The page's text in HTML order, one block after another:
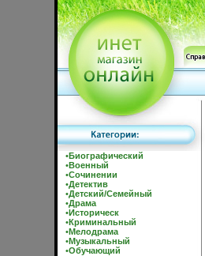
•Биографический
•Военный
•Сочинении
•Детектив
•Детский/Семейный
•Драма
•Историческ
•Криминальный
•Мелодрама
•Музыкальный
•Обучающий